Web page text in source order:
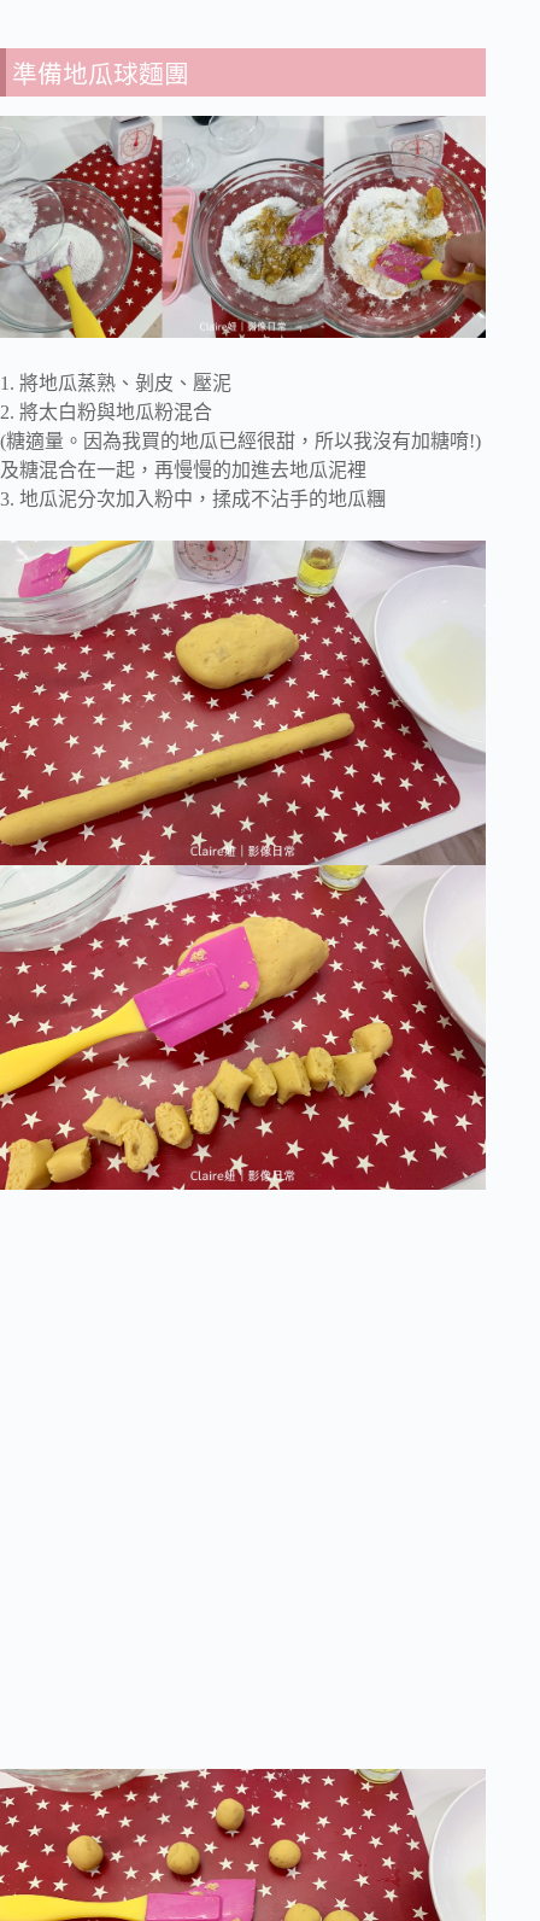
準備地瓜球麵團
1. 將地瓜蒸熟、剝皮、壓泥
2. 將太白粉與地瓜粉混合
(糖適量。因為我買的地瓜已經很甜，所以我沒有加糖唷!)
及糖混合在一起，再慢慢的加進去地瓜泥裡
3. 地瓜泥分次加入粉中，揉成不沾手的地瓜糰